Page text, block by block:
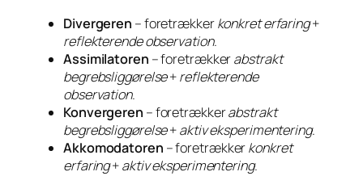
Divergeren – foretrækkerkonkret erfaring+
reflekterende observation.
Assimilatoren – foretrækkerabstrakt
begrebsliggørelse+reflekterende
observation.
Konvergeren – foretrækkerabstrakt
begrebsliggørelse+aktiv eksperimentering.
Akkomodatoren – foretrækkerkonkret
erfaring+aktiv eksperimentering.